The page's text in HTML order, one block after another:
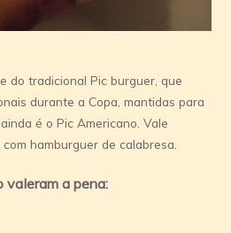
do tradicional Pic burguer, que
durante a Copa, mantidas para
é o Pic Americano. Vale
hamburguer de calabresa.
valeram a pena: